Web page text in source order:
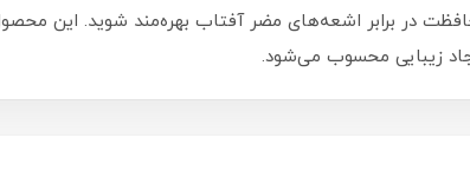
در برابر اشعه‌های مضر آفتاب بهره‌مند شوید. این
زیبایی محسوب می‌شود.